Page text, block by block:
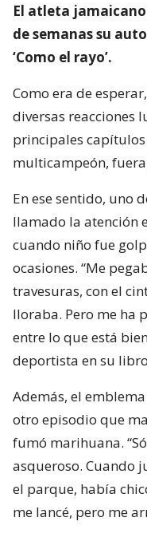
El atleta
de semanas su
‘Como el rayo’.
Como era de
diversas reacciones
principales
multicampeón,
En ese sentido, uno
llamado la atención
cuando niño fue
ocasiones. “Me
travesuras, con el
lloraba. Pero me ha
entre lo que está
deportista en su
Además, el
otro episodio que
fumó marihuana.
asqueroso. Cuando
el parque, había
me lancé, pero me